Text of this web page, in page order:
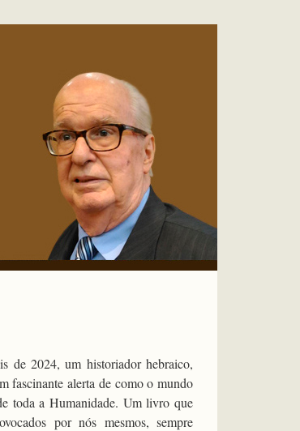
de 2024, um historiador hebraico,
fascinante alerta de como o mundo
toda a Humanidade. Um livro que
por nós mesmos, sempre